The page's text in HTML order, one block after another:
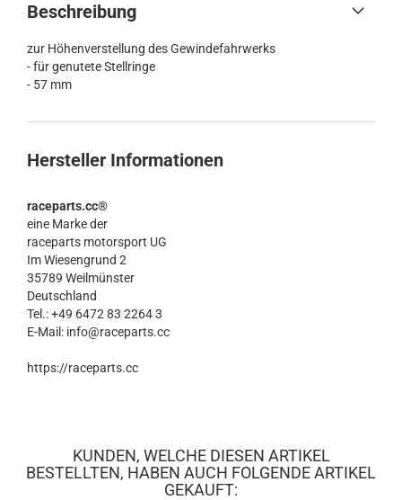
Beschreibung
zur Höhenverstellung des Gewindefahrwerks
- für genutete Stellringe
- 57 mm
Hersteller Informationen
raceparts.cc®
eine Marke der
raceparts motorsport UG
Im Wiesengrund 2
35789 Weilmünster
Deutschland
Tel.: +49 6472 83 2264 3
E-Mail: info@raceparts.cc
https://raceparts.cc
KUNDEN, WELCHE DIESEN ARTIKEL
BESTELLTEN, HABEN AUCH FOLGENDE ARTIKEL
GEKAUFT: